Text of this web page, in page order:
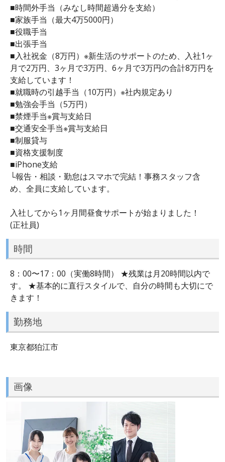
■時間外手当（みなし時間超過分を支給）
■家族手当（最大4万5000円）
■役職手当
■出張手当
■入社祝金（8万円）※新生活のサポートのため、入社1ヶ
月で2万円、3ヶ月で3万円、6ヶ月で3万円の合計8万円を
支給しています！
■就職時の引越手当（10万円）※社内規定あり
■勉強会手当（5万円）
■禁煙手当※賞与支給日
■交通安全手当※賞与支給日
■制服貸与
■資格支援制度
■iPhone支給
└報告・相談・勤怠はスマホで完結！事務スタッフ含
め、全員に支給しています。
入社してから1ヶ月間昼食サポートが始まりました！
(正社員)
時間
8：00〜17：00（実働8時間） ★残業は月20時間以内で
す。 ★基本的に直行スタイルで、自分の時間も大切にで
きます！
勤務地
東京都狛江市
画像